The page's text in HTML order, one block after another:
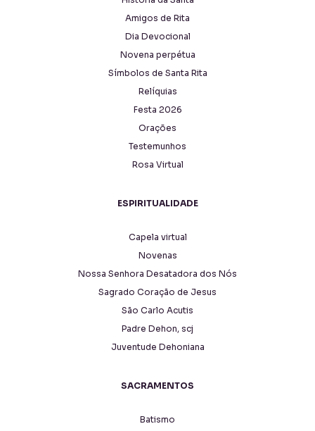
Amigos de Rita
Dia Devocional
Novena perpétua
Símbolos de Santa Rita
Relíquias
Festa 2026
Orações
Testemunhos
Rosa Virtual
ESPIRITUALIDADE
Capela virtual
Novenas
Nossa Senhora Desatadora dos Nós
Sagrado Coração de Jesus
São Carlo Acutis
Padre Dehon, scj
Juventude Dehoniana
SACRAMENTOS
Batismo